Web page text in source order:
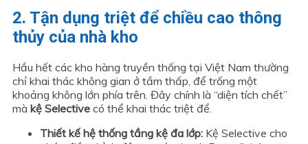
2. Tận dụng triệt để chiều cao thông
thủy của nhà kho
Hầu hết các kho hàng truyền thống tại Việt Nam thường
chỉ khai thác không gian ở tầm thấp, để trống một
khoảng không lớn phía trên. Đây chính là “diện tích chết”
mà kệ Selective có thể khai thác triệt để.
Thiết kế hệ thống tầng kệ đa lớp: Kệ Selective cho